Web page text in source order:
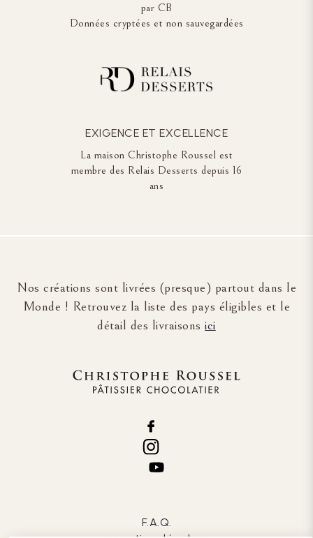
par CB
Données cryptées et non sauvegardées
EXIGENCE ET EXCELLENCE
La maison Christophe Roussel est
membre des Relais Desserts depuis 16
ans
Nos créations sont livrées (presque) partout dans le
Monde ! Retrouvez la liste des pays éligibles et le
détail des livraisonsici
F.A.Q.